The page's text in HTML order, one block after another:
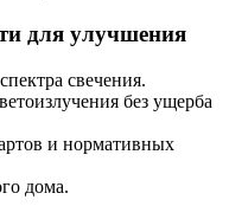
для улучшения
свечения.
без ущерба
и нормативных
дома.